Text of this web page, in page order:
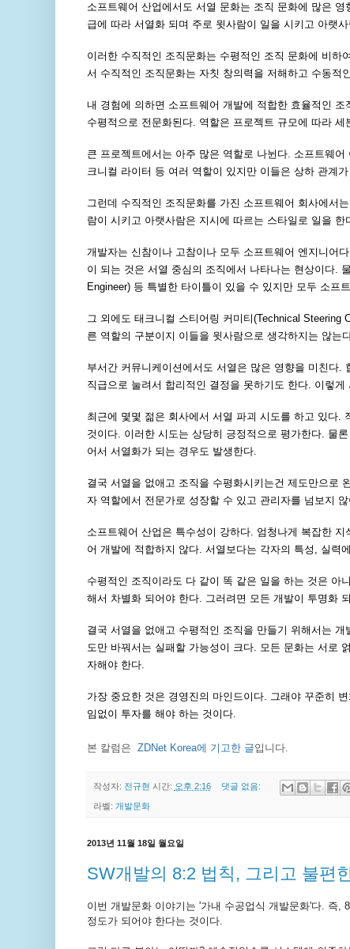
소프트웨어 산업에서도 서열 문화는 조직 문화에 많은
급에 따라 서열화 되며 주로 윗사람이 일을 시키고 아랫
이러한 수직적인 조직문화는 수평적인 조직 문화에 비
서 수직적인 조직문화는 자칫 창의력을 저해하고 수동적
내 경험에 의하면 소프트웨어 개발에 적합한 효율적인
수평적으로 전문화된다. 역할은 프로젝트 규모에 따라
큰 프로젝트에서는 아주 많은 역할로 나뉜다. 소프트웨
크니컬 라이터 등 여러 역할이 있지만 이들은 상하 관계
그런데 수직적인 조직문화를 가진 소프트웨어 회사에서
람이 시키고 아랫사람은 지시에 따르는 스타일로 일을
개발자는 신참이나 고참이나 모두 소프트웨어 엔지니어
이 되는 것은 서열 중심의 조직에서 나타나는 현상이다.
Engineer) 등 특별한 타이틀이 있을 수 있지만 모두 소프
그 외에도 태크니컬 스티어링 커미티(Technical
른 역할의 구분이지 이들을 윗사람으로 생각하지는 않는
부서간 커뮤니케이션에서도 서열은 많은 영향을 미친다
직급으로 눌려서 합리적인 결정을 못하기도 한다. 이렇
최근에 몇몇 젊은 회사에서 서열 파괴 시도를 하고 있다.
것이다. 이러한 시도는 상당히 긍정적으로 평가한다. 물
어서 서열화가 되는 경우도 발생한다.
결국 서열을 없애고 조직을 수평화시키는건 제도만으로
자 역할에서 전문가로 성장할 수 있고 관리자를 넘보지
소프트웨어 산업은 특수성이 강하다. 엄청나게 복잡한
어 개발에 적합하지 않다. 서열보다는 각자의 특성, 실력
수평적인 조직이라도 다 같이 똑 같은 일을 하는 것은 아
해서 차별화 되어야 한다. 그러려면 모든 개발이 투명화
결국 서열을 없애고 수평적인 조직을 만들기 위해서는
도만 바꿔서는 실패할 가능성이 크다. 모든 문화는 서로
자해야 한다.
가장 중요한 것은 경영진의 마인드이다. 그래야 꾸준히
임없이 투자를 해야 하는 것이다.
본 칼럼은 ZDNet Korea에 기고한 글입니다.
작성자: 전규현 시간: 오후 2:16 댓글 없음:
라벨: 개발문화
2013년 11월 18일 월요일
SW개발의 8:2 법칙, 그리고 불편
이번 개발문화 이야기는 '가내 수공업식 개발문화'다. 즉
정도가 되어야 한다는 것이다.